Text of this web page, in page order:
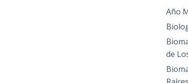
Año
de